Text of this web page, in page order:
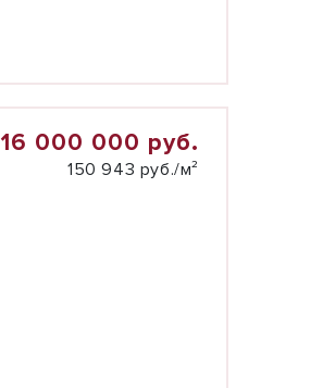
16 000 000 руб.
150 943 руб./м²